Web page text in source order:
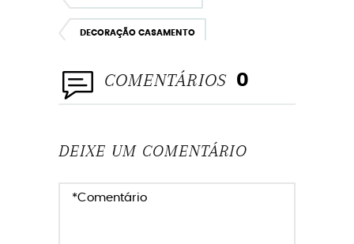
DECORAÇÃO CASAMENTO
ESTRUTURA
FORNECEDOR CASAMENTO
COMENTÁRIOS 0
DEIXE UM COMENTÁRIO